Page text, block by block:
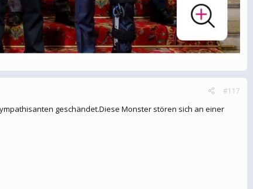
#117
geschändet.Diese Monster stören sich an einer